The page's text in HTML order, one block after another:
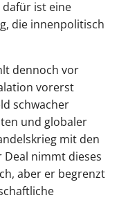
dafür ist eine
die innenpolitisch
dennoch vor
vorerst
schwacher
und globaler
mit den
Deal nimmt dieses
aber er begrenzt